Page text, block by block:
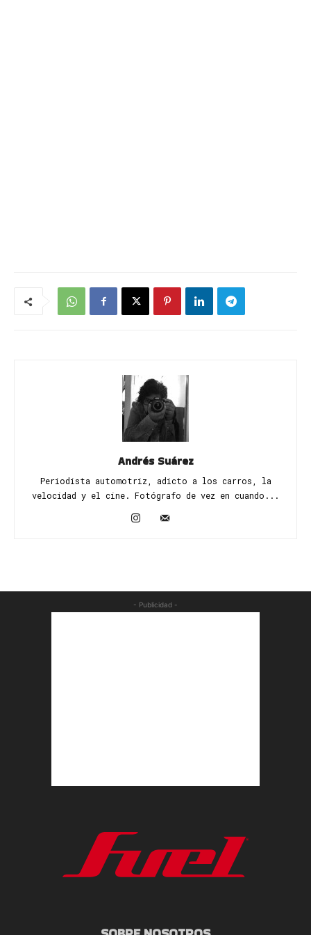
Andrés Suárez
Periodista automotriz, adicto a los carros, la
velocidad y el cine. Fotógrafo de vez en cuando...
- Publicidad -